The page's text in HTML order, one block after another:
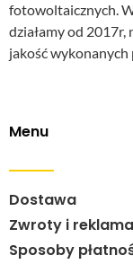
fotowoltaicznych.
działamy od 2017r,
jakość wykonanych
Menu
Dostawa
Zwroty i
Sposoby